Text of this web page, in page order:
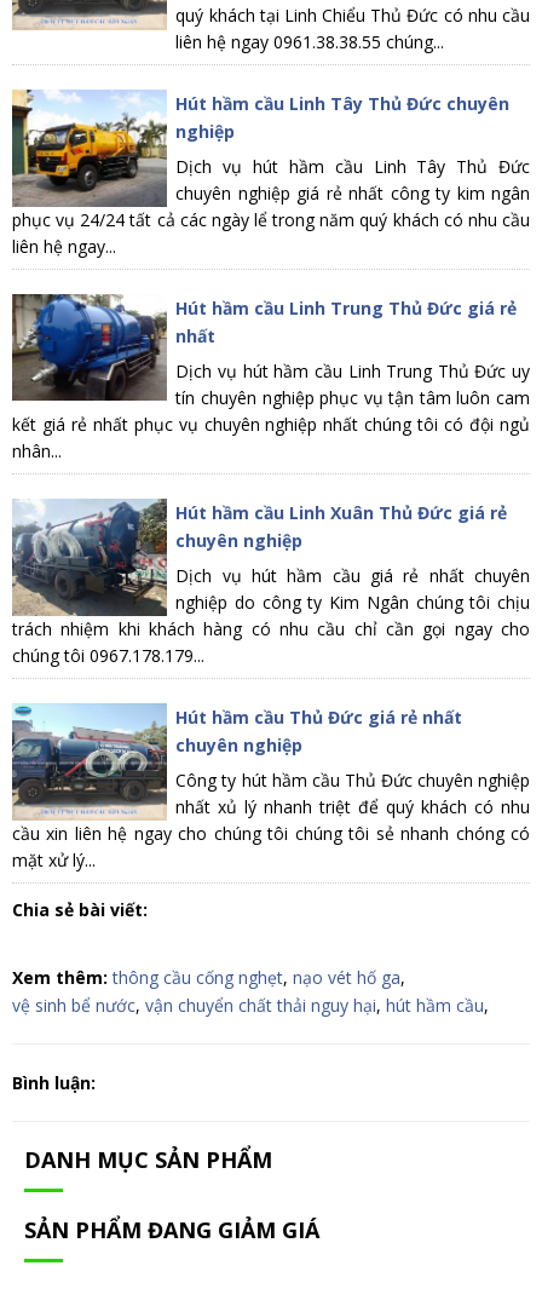
quý khách tại Linh Chiểu Thủ Đức có nhu cầu
liên hệ ngay 0961.38.38.55 chúng...
Hút hầm cầu Linh Tây Thủ Đức chuyên
nghiệp
Dịch vụ hút hầm cầu Linh Tây Thủ Đức
chuyên nghiệp giá rẻ nhất công ty kim ngân
phục vụ 24/24 tất cả các ngày lể trong năm quý khách có nhu cầu
liên hệ ngay...
Hút hầm cầu Linh Trung Thủ Đức giá rẻ
nhất
Dịch vụ hút hầm cầu Linh Trung Thủ Đức uy
tín chuyên nghiệp phục vụ tận tâm luôn cam
kết giá rẻ nhất phục vụ chuyên nghiệp nhất chúng tôi có đội ngủ
nhân...
Hút hầm cầu Linh Xuân Thủ Đức giá rẻ
chuyên nghiệp
Dịch vụ hút hầm cầu giá rẻ nhất chuyên
nghiệp do công ty Kim Ngân chúng tôi chịu
trách nhiệm khi khách hàng có nhu cầu chỉ cần gọi ngay cho
chúng tôi 0967.178.179...
Hút hầm cầu Thủ Đức giá rẻ nhất
chuyên nghiệp
Công ty hút hầm cầu Thủ Đức chuyên nghiệp
nhất xủ lý nhanh triệt để quý khách có nhu
cầu xin liên hệ ngay cho chúng tôi chúng tôi sẻ nhanh chóng có
mặt xử lý...
Chia sẻ bài viết:
Xem thêm: thông cầu cống nghẹt, nạo vét hố ga,
vệ sinh bể nước, vận chuyển chất thải nguy hại, hút hầm cầu,
Bình luận:
DANH MỤC SẢN PHẨM
SẢN PHẨM ĐANG GIẢM GIÁ